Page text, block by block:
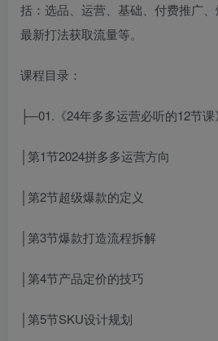
括：选品、运营、基础、付费推广、
最新打法获取流量等。
课程目录：
├─01.《24年多多运营必听的12节课
│第1节2024拼多多运营方向
│第2节超级爆款的定义
│第3节爆款打造流程拆解
│第4节产品定价的技巧
│第5节SKU设计规划